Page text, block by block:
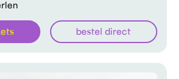
bestel direct